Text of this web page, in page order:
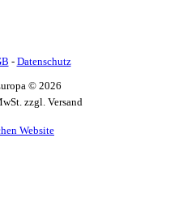
- Datenschutz
© 2026
zzgl. Versand
Website